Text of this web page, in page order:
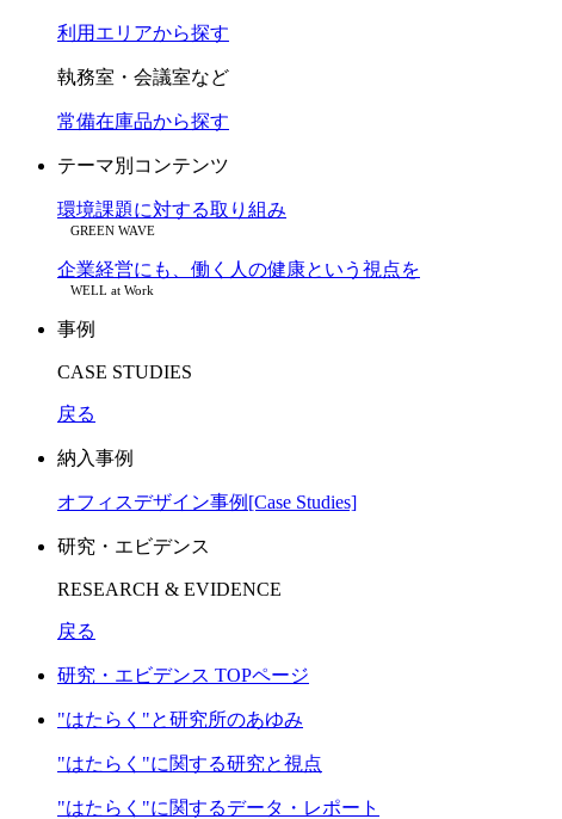
利用エリアから探す
執務室・会議室など
常備在庫品から探す
テーマ別コンテンツ
環境課題に対する取り組み
GREEN WAVE
企業経営にも、働く人の健康という視点を
WELL at Work
事例
CASE STUDIES
戻る
納入事例
オフィスデザイン事例[Case Studies]
研究・エビデンス
RESEARCH & EVIDENCE
戻る
研究・エビデンス TOPページ
"はたらく"と研究所のあゆみ
"はたらく"に関する研究と視点
"はたらく"に関するデータ・レポート